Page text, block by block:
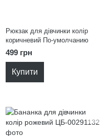
Рюкзак для дівчинки колір
коричневий По-умолчанию
499 грн
Купити